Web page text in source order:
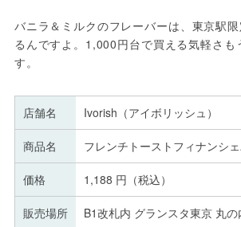
バニラ＆ミルクのフレーバーは、東京駅
るんですよ。1,000円台で買える気軽さも
す。
店舗名 Ivorish（アイボリッシュ）
商品名 フレンチトーストフィナンシ
価格 1,188 円（税込）
販売場所 B1改札内 グランスタ東京 丸